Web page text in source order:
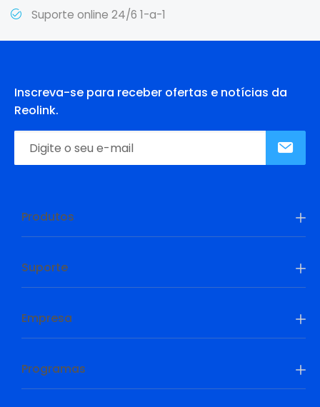
Suporte online 24/6 1-a-1
Inscreva-se para receber ofertas e notícias da
Reolink.
Produtos
Suporte
Empresa
Programas